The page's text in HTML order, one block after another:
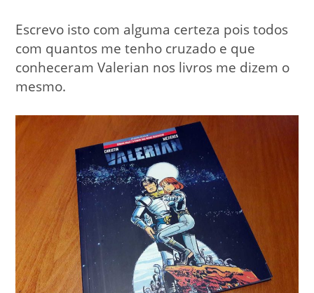
Escrevo isto com alguma certeza pois todos
com quantos me tenho cruzado e que
conheceram Valerian nos livros me dizem o
mesmo.